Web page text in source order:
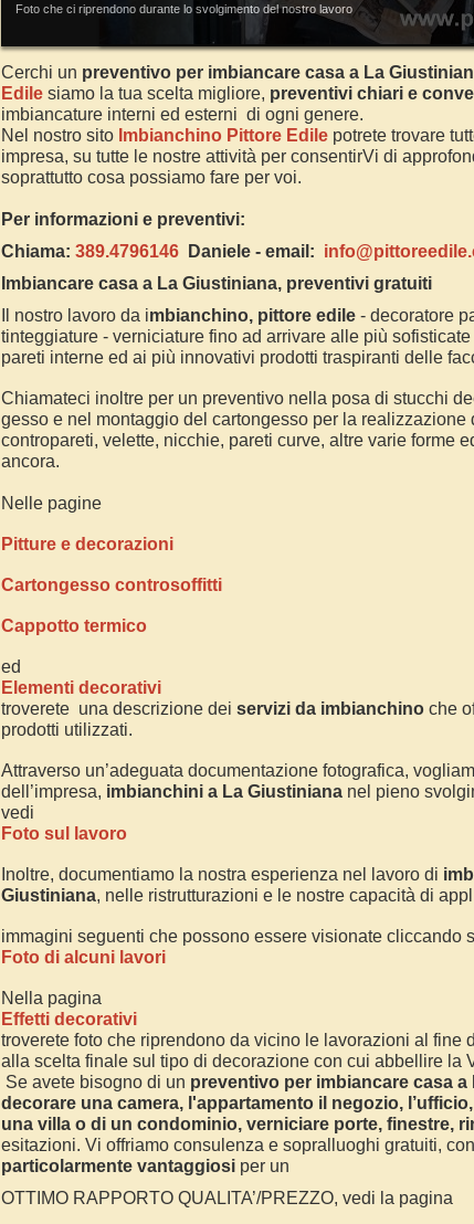
Foto che ci riprendono durante lo svolgimento del nostro lavoro
Cerchi un preventivo per imbiancare casa a La
Edile siamo la tua scelta migliore, preventivi chiari e
imbiancature interni ed esterni di ogni genere.
Nel nostro sito Imbianchino Pittore Edile potrete trovare
impresa, su tutte le nostre attività per consentirVi di
soprattutto cosa possiamo fare per voi.
Per informazioni e preventivi:
Chiama: 389.4796146 Daniele - email:
Imbiancare casa a La Giustiniana, preventivi gratuiti
Il nostro lavoro da imbianchino, pittore edile - decoratore
tinteggiature - verniciature fino ad arrivare alle più
pareti interne ed ai più innovativi prodotti traspiranti delle
Chiamateci inoltre per un preventivo nella posa di stucchi
gesso e nel montaggio del cartongesso per la realizzazione
contropareti, velette, nicchie, pareti curve, altre varie forme
ancora.
Nelle pagine
Pitture e decorazioni
Cartongesso controsoffitti
Cappotto termico
ed
Elementi decorativi
troverete una descrizione dei servizi da imbianchino che
prodotti utilizzati.
Attraverso un’adeguata documentazione fotografica,
dell’impresa, imbianchini a La Giustiniana nel pieno
vedi
Foto sul lavoro
Inoltre, documentiamo la nostra esperienza nel lavoro di
Giustiniana, nelle ristrutturazioni e le nostre capacità di
immagini seguenti che possono essere visionate cliccando
Foto di alcuni lavori
Nella pagina
Effetti decorativi
troverete foto che riprendono da vicino le lavorazioni al fine
alla scelta finale sul tipo di decorazione con cui abbellire la
Se avete bisogno di un preventivo per imbiancare casa a
decorare una camera, l'appartamento il negozio,
una villa o di un condominio, verniciare porte, finestre,
esitazioni. Vi offriamo consulenza e sopralluoghi gratuiti,
particolarmente vantaggiosi per un
OTTIMO RAPPORTO QUALITA’/PREZZO, vedi la pagina